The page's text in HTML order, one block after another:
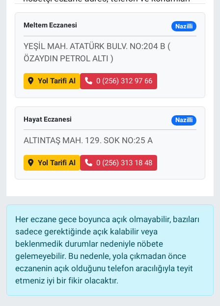
Meltem Eczanesi Nazilli
YEŞİL MAH. ATATÜRK BULV. NO:204 B (
ÖZAYDIN PETROL ALTI )
Yol Tarifi Al 0 (256) 312 97 66
Hayat Eczanesi Nazilli
ALTINTAŞ MAH. 129. SOK NO:25 A
Yol Tarifi Al 0 (256) 313 18 48
Her eczane gece boyunca açık olmayabilir, bazıları
sadece gerektiğinde açık kalabilir veya
beklenmedik durumlar nedeniyle nöbete
gelemeyebilir. Bu nedenle, yola çıkmadan önce
eczanenin açık olduğunu telefon aracılığıyla teyit
etmeniz iyi bir fikir olacaktır.
Spor